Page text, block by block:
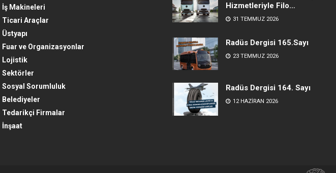
İş Makineleri
Ticari Araçlar
Üstyapı
Fuar ve Organizasyonlar
Lojistik
Sektörler
Sosyal Sorumluluk
Belediyeler
Tedarikçi Firmalar
İnşaat
Hizmetleriyle Filo
Yönetiminde Yeni Dönem
31 TEMMUZ 2026
Radüs Dergisi 165.Sayı
23 TEMMUZ 2026
Radüs Dergisi 164. Sayı
12 HAZIRAN 2026